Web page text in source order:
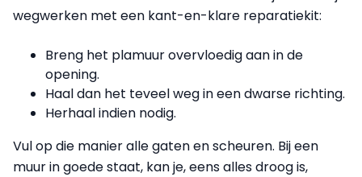
wegwerken met een kant-en-klare reparatiekit:
Breng het plamuur overvloedig aan in de
opening.
Haal dan het teveel weg in een dwarse richting.
Herhaal indien nodig.
Vul op die manier alle gaten en scheuren. Bij een
muur in goede staat, kan je, eens alles droog is,